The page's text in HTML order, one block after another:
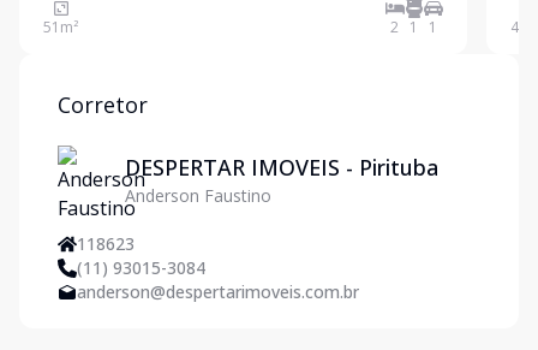
horas e lazer completo DOCUMENTAÇÃO REGULAR
PARA FINANCIAMENTO E USO DO FGTS
51 m² 2 1 1 46
Corretor
DESPERTAR IMOVEIS - Pirituba
Anderson Faustino
118623
(11) 93015-3084
anderson@despertarimoveis.com.br